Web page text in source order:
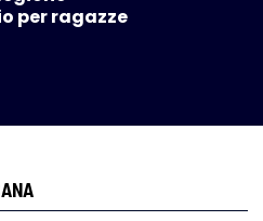
per ragazze